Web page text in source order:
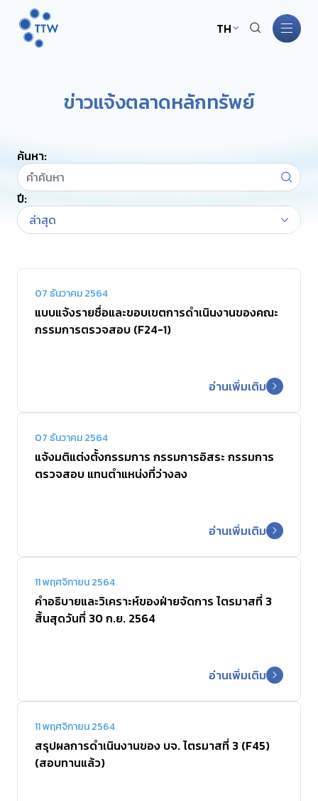
TH
ธุรกิจ TTW
การพัฒนาอย่างยั่งยืน
การกำกับดูแลกิจการ
ข่าวสารและกิจกรรม
ข่าวแจ้งตลาดหลักทรัพย์
ค้นหา:
ปี:
ล่าสุด
07 ธันวาคม 2564
แบบแจ้งรายชื่อและขอบเขตการดำเนินงานของคณะ
กรรมการตรวจสอบ (F24-1)
อ่านเพิ่มเติม
07 ธันวาคม 2564
แจ้งมติแต่งตั้งกรรมการ กรรมการอิสระ กรรมการ
ตรวจสอบ แทนตำแหน่งที่ว่างลง
อ่านเพิ่มเติม
11 พฤศจิกายน 2564
คำอธิบายและวิเคราะห์ของฝ่ายจัดการ ไตรมาสที่ 3
สิ้นสุดวันที่ 30 ก.ย. 2564
อ่านเพิ่มเติม
11 พฤศจิกายน 2564
สรุปผลการดำเนินงานของ บจ. ไตรมาสที่ 3 (F45)
(สอบทานแล้ว)